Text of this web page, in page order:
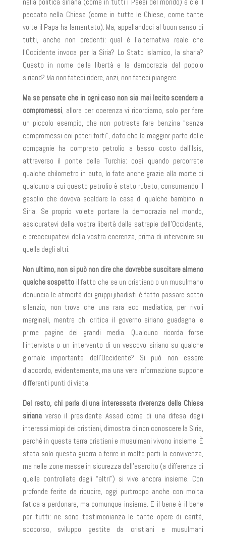
peccato nella Chiesa (come in tutte le Chiese, come tante
volte il Papa ha lamentato). Ma, appellandoci al buon senso di
tutti, anche non credenti: qual è l’alternativa reale che
l’Occidente invoca per la Siria? Lo Stato islamico, la sharia?
Questo in nome della libertà e la democrazia del popolo
siriano? Ma non fateci ridere, anzi, non fateci piangere.
Ma se pensate che in ogni caso non sia mai lecito scendere a
compromessi, allora per coerenza vi ricordiamo, solo per fare
un piccolo esempio, che non potreste fare benzina “senza
compromessi coi poteri forti”, dato che la maggior parte delle
compagnie ha comprato petrolio a basso costo dall’Isis,
attraverso il ponte della Turchia: così quando percorrete
qualche chilometro in auto, lo fate anche grazie alla morte di
qualcuno a cui questo petrolio è stato rubato, consumando il
gasolio che doveva scaldare la casa di qualche bambino in
Siria. Se proprio volete portare la democrazia nel mondo,
assicuratevi della vostra libertà dalle satrapie dell’Occidente,
e preoccupatevi della vostra coerenza, prima di intervenire su
quella degli altri.
Non ultimo, non si può non dire che dovrebbe suscitare almeno
qualche sospetto il fatto che se un cristiano o un musulmano
denuncia le atrocità dei gruppi jihadisti è fatto passare sotto
silenzio, non trova che una rara eco mediatica, per rivoli
marginali, mentre chi critica il governo siriano guadagna le
prime pagine dei grandi media. Qualcuno ricorda forse
l’intervista o un intervento di un vescovo siriano su qualche
giornale importante dell’Occidente? Si può non essere
d’accordo, evidentemente, ma una vera informazione suppone
differenti punti di vista.
Del resto, chi parla di una interessata riverenza della Chiesa
siriana verso il presidente Assad come di una difesa degli
interessi miopi dei cristiani, dimostra di non conoscere la Siria,
perché in questa terra cristiani e musulmani vivono insieme. È
stata solo questa guerra a ferire in molte parti la convivenza,
ma nelle zone messe in sicurezza dall’esercito (a differenza di
quelle controllate dagli “altri”) si vive ancora insieme. Con
profonde ferite da ricucire, oggi purtroppo anche con molta
fatica a perdonare, ma comunque insieme. E il bene è il bene
per tutti: ne sono testimonianza le tante opere di carità,
soccorso, sviluppo gestite da cristiani e musulmani